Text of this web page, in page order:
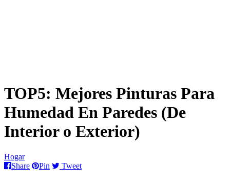
TOP5: Mejores Pinturas Para
Humedad En Paredes (De
Interior o Exterior)
Hogar
Share
Pin Tweet